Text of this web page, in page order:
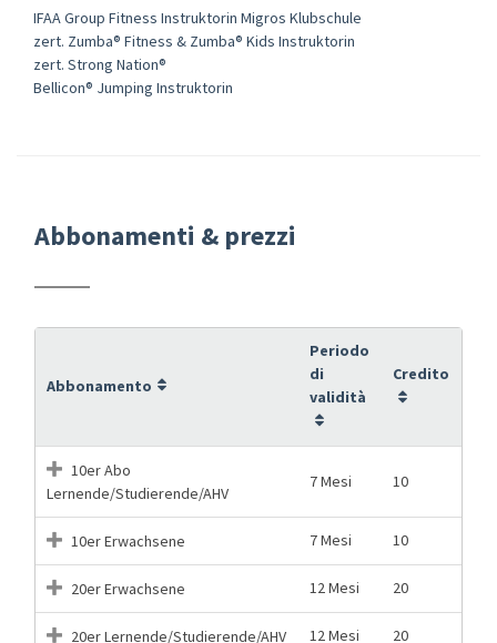
IFAA Group Fitness Instruktorin Migros Klubschule
zert. Zumba® Fitness & Zumba® Kids Instruktorin
zert. Strong Nation®
Bellicon® Jumping Instruktorin
Abbonamenti & prezzi
Abbonamento
Periodo
di
validità
Credito
10er Abo
Lernende/Studierende/AHV
7 Mesi 10
10er Erwachsene 7 Mesi 10
20er Erwachsene 12 Mesi 20
20er Lernende/Studierende/AHV 12 Mesi 20